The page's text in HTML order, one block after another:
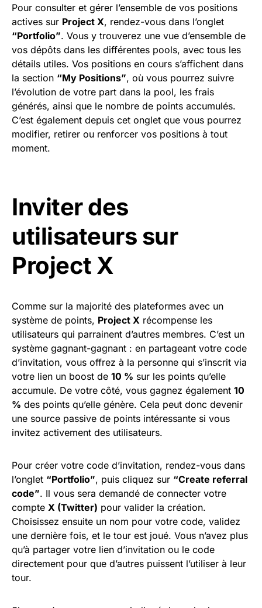
Pour consulter et gérer l’ensemble de vos positions
actives sur Project X, rendez-vous dans l’onglet
“Portfolio”. Vous y trouverez une vue d’ensemble de
vos dépôts dans les différentes pools, avec tous les
détails utiles. Vos positions en cours s’affichent dans
la section “My Positions”, où vous pourrez suivre
l’évolution de votre part dans la pool, les frais
générés, ainsi que le nombre de points accumulés.
C’est également depuis cet onglet que vous pourrez
modifier, retirer ou renforcer vos positions à tout
moment.
Inviter des
utilisateurs sur
Project X
Comme sur la majorité des plateformes avec un
système de points, Project X récompense les
utilisateurs qui parrainent d’autres membres. C’est un
système gagnant-gagnant : en partageant votre code
d’invitation, vous offrez à la personne qui s’inscrit via
votre lien un boost de 10 % sur les points qu’elle
accumule. De votre côté, vous gagnez également 10
% des points qu’elle génère. Cela peut donc devenir
une source passive de points intéressante si vous
invitez activement des utilisateurs.
Pour créer votre code d’invitation, rendez-vous dans
l’onglet “Portfolio”, puis cliquez sur “Create referral
code”. Il vous sera demandé de connecter votre
compte X (Twitter) pour valider la création.
Choisissez ensuite un nom pour votre code, validez
une dernière fois, et le tour est joué. Vous n’avez plus
qu’à partager votre lien d’invitation ou le code
directement pour que d’autres puissent l’utiliser à leur
tour.